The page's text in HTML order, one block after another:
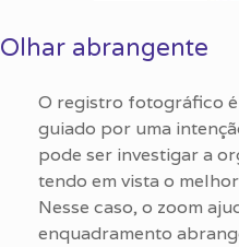
Olhar abrangente
O registro fotográfico
guiado por uma
pode ser investigar a
tendo em vista o
Nesse caso, o zoom
enquadramento